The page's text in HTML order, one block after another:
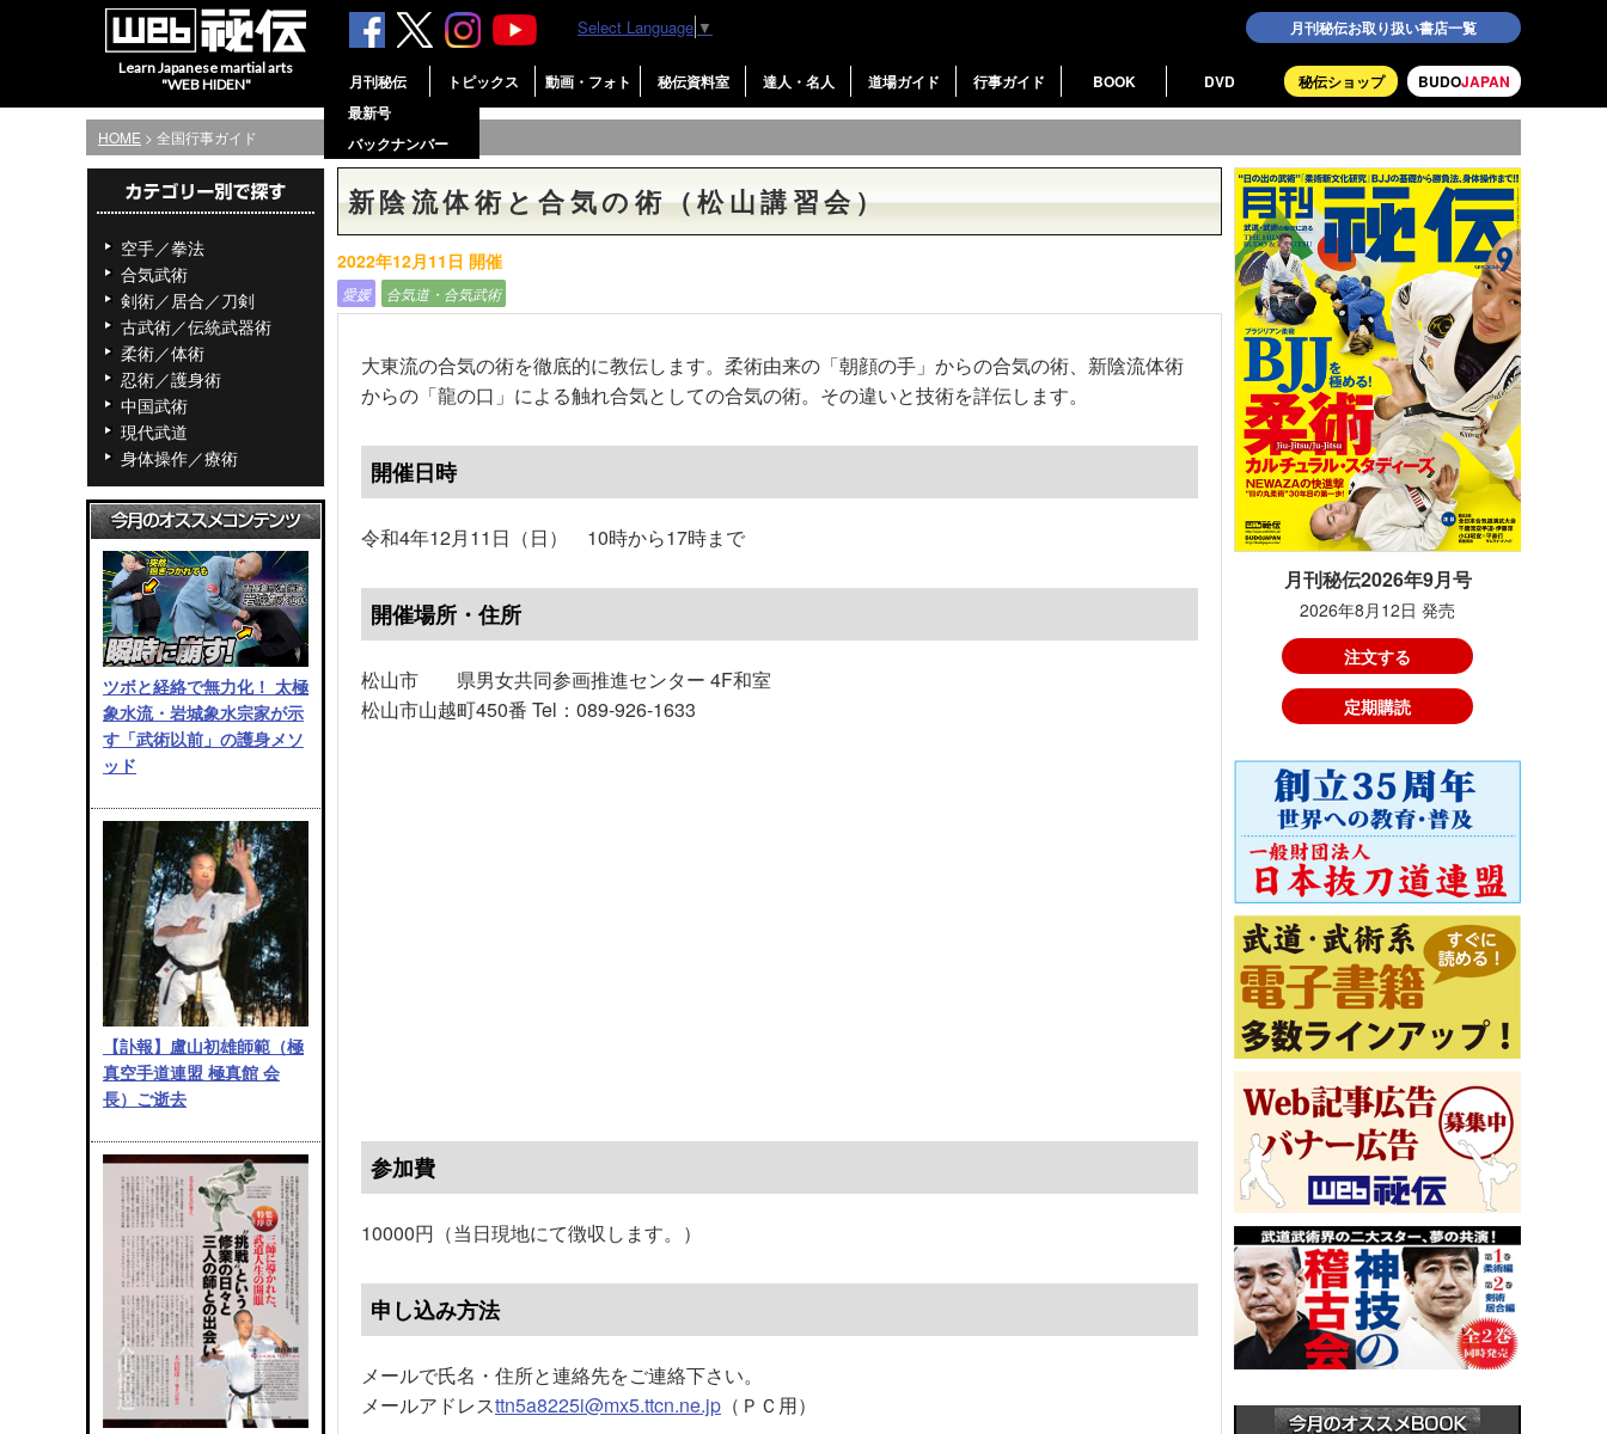
Learn Japanese martial arts
"WEB HIDEN"
月刊秘伝お取り扱い書店一覧
BUDOJAPAN
秘伝ショップ
月刊秘伝
最新号
バックナンバー
トピックス 動画・フォト 秘伝資料室 達人・名人 道場ガイド 行事ガイド BOOK DVD
Select Language ▼
HOME > 全国行事ガイド
空手／拳法
合気武術
剣術／居合／刀剣
古武術／伝統武器術
柔術／体術
忍術／護身術
中国武術
現代武道
身体操作／療術
ツボと経絡で無力化！ 太極
象水流・岩城象水宗家が示
す「武術以前」の護身メソ
ッド
【訃報】盧山初雄師範（極
真空手道連盟 極真館 会
長）ご逝去
新陰流体術と合気の術（松山講習会）
2022年12月11日 開催
愛媛 合気道・合気武術
大東流の合気の術を徹底的に教伝します。柔術由来の「朝顔の手」からの合気の術、新陰流体術
からの「龍の口」による触れ合気としての合気の術。その違いと技術を詳伝します。
開催日時
令和4年12月11日（日） 10時から17時まで
開催場所・住所
松山市 県男女共同参画推進センター 4F和室
松山市山越町450番 Tel：089-926-1633
参加費
10000円（当日現地にて徴収します。）
申し込み方法
メールで氏名・住所と連絡先をご連絡下さい。
メールアドレスttn5a8225i@mx5.ttcn.ne.jp （ＰＣ用）
月刊秘伝2026年9月号
2026年8月12日 発売
注文する
定期購読